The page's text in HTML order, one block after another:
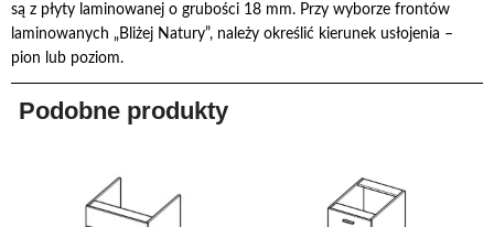
są z płyty laminowanej o grubości 18 mm. Przy wyborze frontów
laminowanych „Bliżej Natury”, należy określić kierunek usłojenia –
pion lub poziom.
Podobne produkty